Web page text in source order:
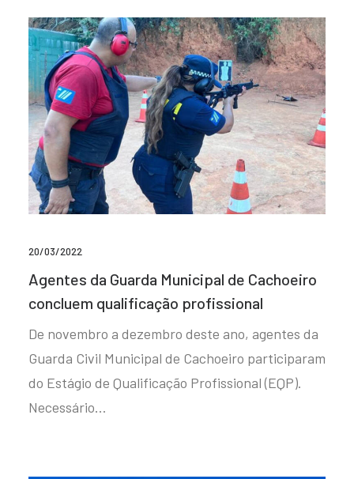
20/03/2022
Agentes da Guarda Municipal de Cachoeiro
concluem qualificação profissional
De novembro a dezembro deste ano, agentes da
Guarda Civil Municipal de Cachoeiro participaram
do Estágio de Qualificação Profissional (EQP).
Necessário…